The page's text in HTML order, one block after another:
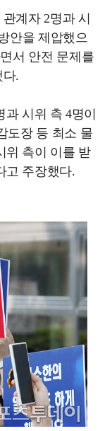
계자 2명과 시
안을 제압했으
서 안전 문제를
다.
시위 측 4명이
도장 등 최소 물
위 측이 이를 받
고 주장했다.